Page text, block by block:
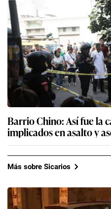
Barrio Chino: Así fue la
implicados en asalto y
Más sobre Sicarios